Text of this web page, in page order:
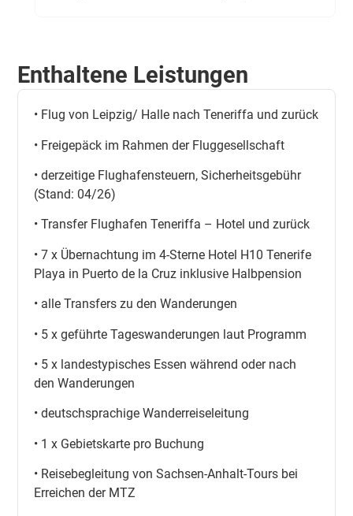
Enthaltene Leistungen
• Flug von Leipzig/ Halle nach Teneriffa und zurück
• Freigepäck im Rahmen der Fluggesellschaft
• derzeitige Flughafensteuern, Sicherheitsgebühr
(Stand: 04/26)
• Transfer Flughafen Teneriffa – Hotel und zurück
• 7 x Übernachtung im 4-Sterne Hotel H10 Tenerife
Playa in Puerto de la Cruz inklusive Halbpension
• alle Transfers zu den Wanderungen
• 5 x geführte Tageswanderungen laut Programm
• 5 x landestypisches Essen während oder nach
den Wanderungen
• deutschsprachige Wanderreiseleitung
• 1 x Gebietskarte pro Buchung
• Reisebegleitung von Sachsen-Anhalt-Tours bei
Erreichen der MTZ